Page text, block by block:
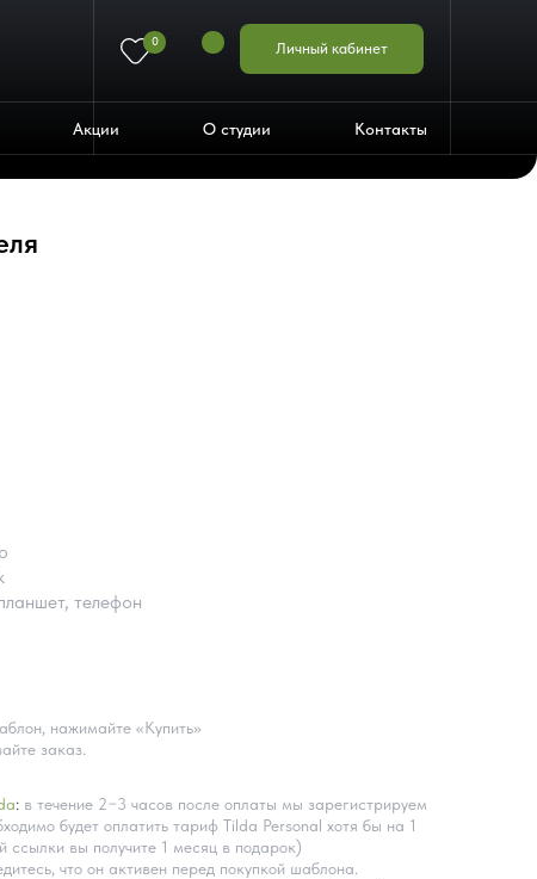
Личный кабинет
0
Акции О студии Контакты
телефон
нажимайте «Купить»
заказ.
: в течение 2−3 часов после оплаты мы зарегистрируем
будет оплатить тариф Tilda Personal хотя бы на 1
вы получите 1 месяц в подарок)
что он активен перед покупкой шаблона.